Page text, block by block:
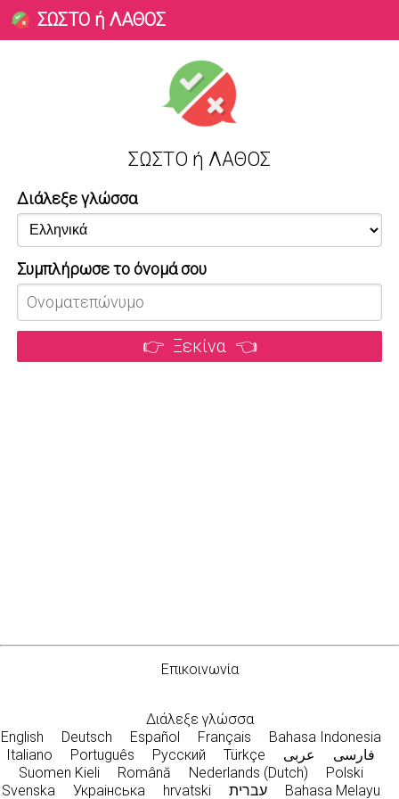
ΣΩΣΤΟ ή ΛΑΘΟΣ
ΣΩΣΤΟ ή ΛΑΘΟΣ
Διάλεξε γλώσσα
Συμπλήρωσε το όνομά σου
👉 Ξεκίνα 👈
Επικοινωνία
Διάλεξε γλώσσα
English
Deutsch Español Français
Bahasa Indonesia
Italiano
Português Русский Türkçe فارسی
عربى
Suomen Kieli
Română Nederlands (Dutch)
Polski
Svenska
Украiнська hrvatski עברית Bahasa Melayu